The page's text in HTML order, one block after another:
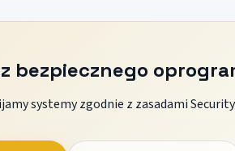
bezpiecznego
systemy zgodnie z zasadami